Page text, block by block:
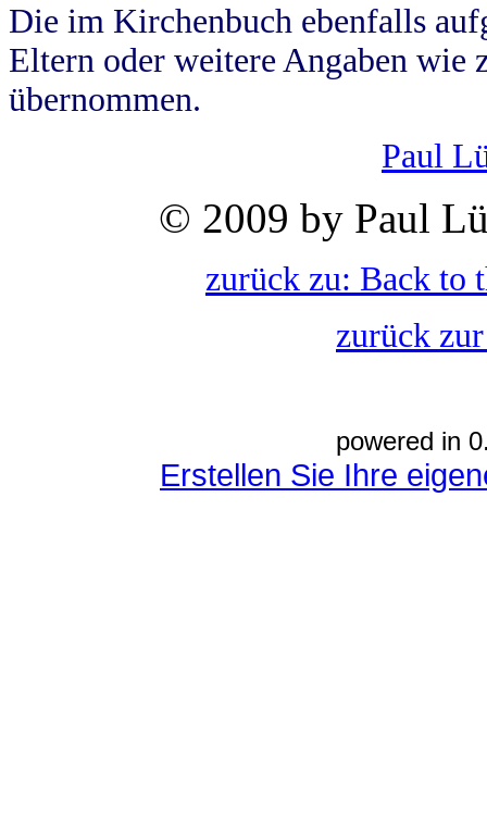
Die im Kirchenbuch ebenfalls
Eltern oder weitere Angaben wie
übernommen.
Paul
© 2009 by Paul
zurück zu: Back to
zurück
powered in
Erstellen Sie Ihre